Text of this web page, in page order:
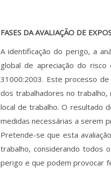
FASES DA AVALIAÇÃO DE
A identificação do perigo, a
global de apreciação do
31000:2003. Este processo
dos trabalhadores no
local de trabalho. O resultado
medidas necessárias a serem
Pretende-se que esta
trabalho, considerando todos
perigo e que podem provocar